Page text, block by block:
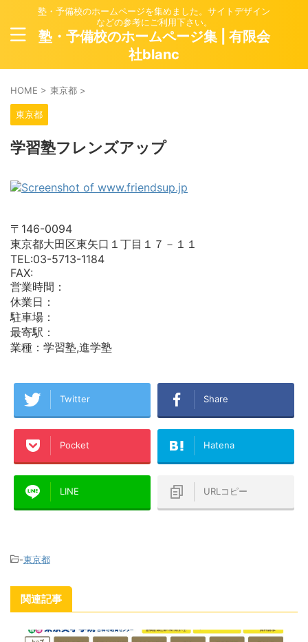
塾・予備校のホームページを集めました。サイトデザイン
などの参考にご利用下さい。
塾・予備校のホームページ集 | 有限会
社blanc
HOME > 東京都 >
東京都
学習塾フレンズアップ
〒146-0094
東京都大田区東矢口１丁目１７－１１
TEL:03-5713-1184
FAX:
営業時間：
休業日：
駐車場：
最寄駅：
業種：学習塾,進学塾
Twitter Share
Pocket Hatena
LINE URLコピー
-東京都
関連記事